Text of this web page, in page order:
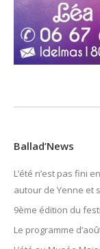
Ballad’News
L’été n’est pas fini
autour de Yenne et
9ème édition du
Le programme